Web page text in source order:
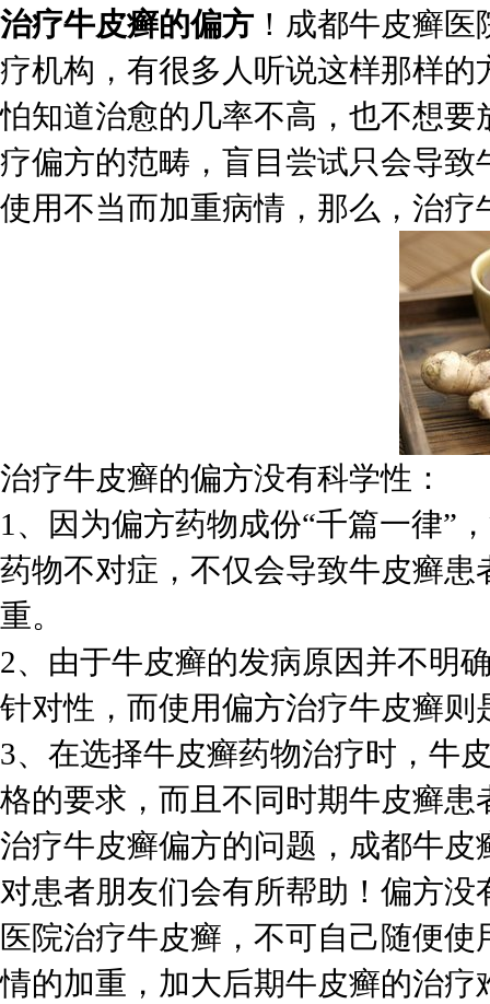
治疗牛皮癣的偏方 ！成都牛皮癣
疗机构，有很多人听说这样那样
怕知道治愈的几率不高，也不想
疗偏方的范畴，盲目尝试只会导
使用不当而加重病情，那么，治
治疗牛皮癣的偏方没有科学性：
1、因为偏方药物成份“千篇一律”
药物不对症，不仅会导致牛皮癣
重。
2、由于牛皮癣的发病原因并不明
针对性，而使用偏方治疗牛皮癣
3、在选择牛皮癣药物治疗时，牛
格的要求，而且不同时期牛皮癣
治疗牛皮癣偏方的问题，成都牛
对患者朋友们会有所帮助！偏方
医院治疗牛皮癣，不可自己随便
情的加重，加大后期牛皮癣的治疗